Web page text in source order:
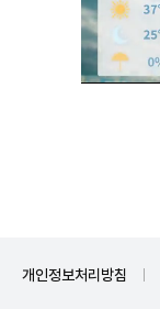
개인정보처리방침